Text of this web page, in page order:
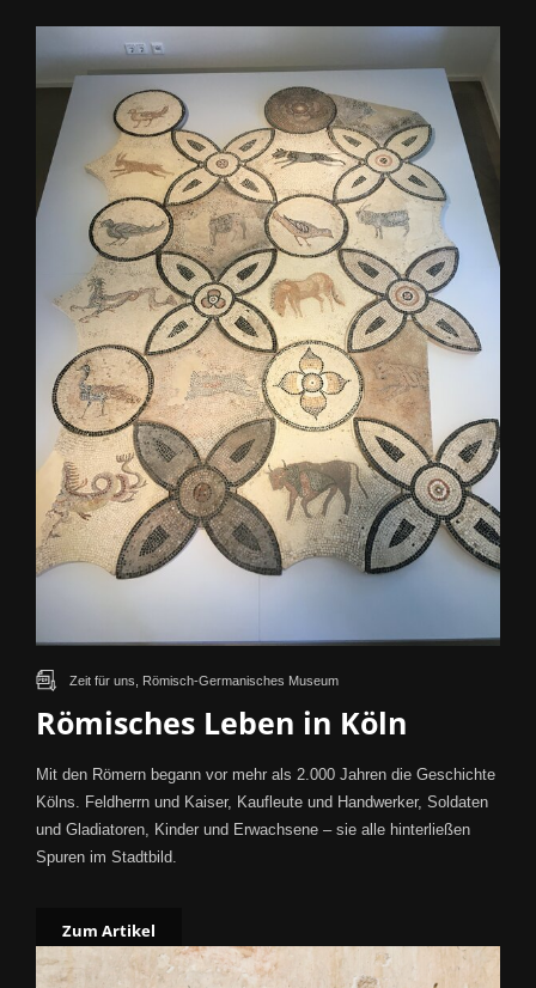
Römisches Leben in Köln
Zeit für uns, Römisch-Germanisches Museum
Mit den Römern begann vor mehr als 2.000 Jahren die Geschichte
Kölns. Feldherrn und Kaiser, Kaufleute und Handwerker, Soldaten
und Gladiatoren, Kinder und Erwachsene – sie alle hinterließen
Spuren im Stadtbild.
Zum Artikel